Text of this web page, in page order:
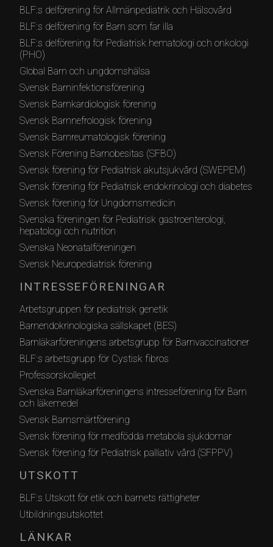
BLF:s delförening för Allmänpediatrik och Hälsovård
BLF:s delförening för Barn som far illa
BLF:s delförening för Pediatrisk hematologi och onkologi
(PHO)
Global Barn och ungdomshälsa
Svensk Barninfektionsförening
Svensk Barnkardiologisk förening
Svensk Barnnefrologisk förening
Svensk Barnreumatologisk förening
Svensk Förening Barnobesitas (SFBO)
Svensk förening för Pediatrisk akutsjukvård (SWEPEM)
Svensk förening för Pediatrisk endokrinologi och diabetes
Svensk förening för Ungdomsmedicin
Svenska föreningen för Pediatrisk gastroenterologi,
hepatologi och nutrition
Svenska Neonatalföreningen
Svensk Neuropediatrisk förening
INTRESSEFÖRENINGAR
Arbetsgruppen för pediatrisk genetik
Barnendokrinologiska sällskapet (BES)
Barnläkarföreningens arbetsgrupp för Barnvaccinationer
BLF:s arbetsgrupp för Cystisk fibros
Professorskollegiet
Svenska Barnläkarföreningens intresseförening för Barn
och läkemedel
Svensk Barnsmärtförening
Svensk förening för medfödda metabola sjukdomar
Svensk förening för Pediatrisk palliativ vård (SFPPV)
UTSKOTT
BLF:s Utskott för etik och barnets rättigheter
Utbildningsutskottet
LÄNKAR